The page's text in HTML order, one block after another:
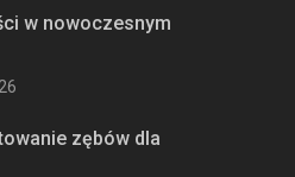
w nowoczesnym
zębów dla